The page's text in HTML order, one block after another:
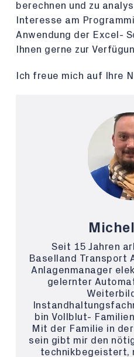
berechnen und zu
Interesse am
Anwendung der Excel-
Ihnen gerne zur
Ich freue mich auf Ihre
Seit 15 Jahren
Baselland Transport
Anlagenmanager
gelernter
bin Vollblut-
Mit der Familie in
sein gibt mir den
technikbegeistert,